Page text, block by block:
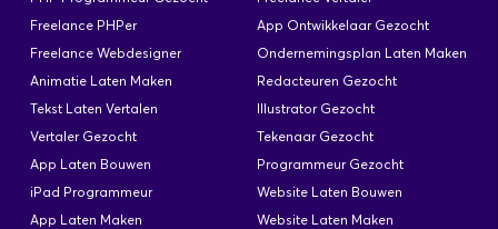
Freelance PHPer
App Ontwikkelaar Gezocht
Freelance Webdesigner
Ondernemingsplan Laten Maken
Animatie Laten Maken
Redacteuren Gezocht
Tekst Laten Vertalen
Illustrator Gezocht
Vertaler Gezocht
Tekenaar Gezocht
App Laten Bouwen
Programmeur Gezocht
iPad Programmeur
Website Laten Bouwen
App Laten Maken
Website Laten Maken